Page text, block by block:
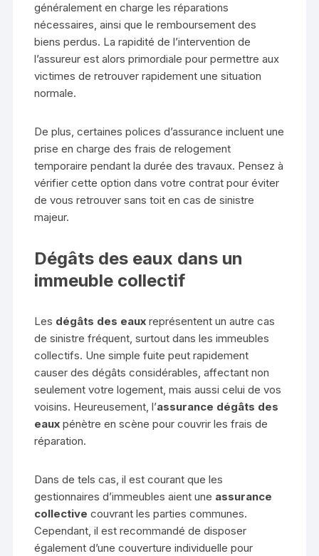
généralement en charge les réparations
nécessaires, ainsi que le remboursement des
biens perdus. La rapidité de l’intervention de
l’assureur est alors primordiale pour permettre aux
victimes de retrouver rapidement une situation
normale.
De plus, certaines polices d’assurance incluent une
prise en charge des frais de relogement
temporaire pendant la durée des travaux. Pensez à
vérifier cette option dans votre contrat pour éviter
de vous retrouver sans toit en cas de sinistre
majeur.
Dégâts des eaux dans un
immeuble collectif
Les dégâts des eaux représentent un autre cas
de sinistre fréquent, surtout dans les immeubles
collectifs. Une simple fuite peut rapidement
causer des dégâts considérables, affectant non
seulement votre logement, mais aussi celui de vos
voisins. Heureusement, l’assurance dégâts des
eaux pénètre en scène pour couvrir les frais de
réparation.
Dans de tels cas, il est courant que les
gestionnaires d’immeubles aient une assurance
collective couvrant les parties communes.
Cependant, il est recommandé de disposer
également d’une couverture individuelle pour